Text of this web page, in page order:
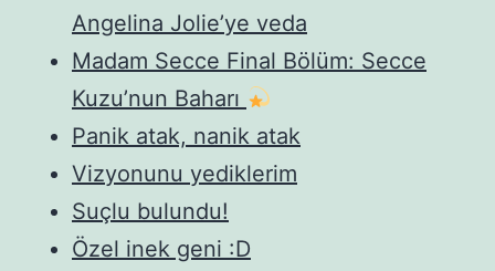
Angelina Jolie’ye veda
Madam Secce Final Bölüm: Secce
Kuzu’nun Baharı
Panik atak, nanik atak
Vizyonunu yediklerim
Suçlu bulundu!
Özel inek geni :D